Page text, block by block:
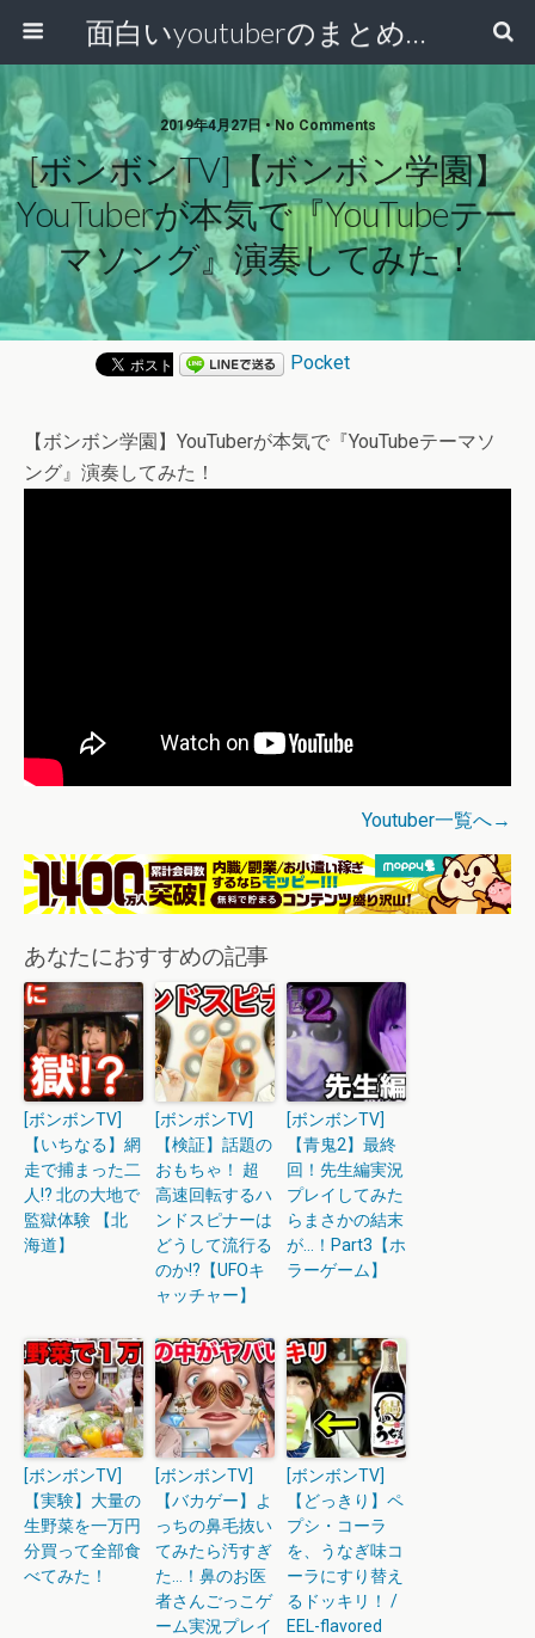
面白いyoutuberのまとめ動画
2019年4月27日 • No Comments
[ボンボンTV]【ボンボン学園】
YouTuberが本気で『YouTubeテー
マソング』演奏してみた！
Pocket
【ボンボン学園】YouTuberが本気で『YouTubeテーマソ
ング』演奏してみた！
Youtuber一覧へ→
あなたにおすすめの記事
[ボンボンTV]
【いちなる】網
走で捕まった二
人!? 北の大地で
監獄体験 【北
海道】
[ボンボンTV]
【検証】話題の
おもちゃ！ 超
高速回転するハ
ンドスピナーは
どうして流行る
のか!?【UFOキ
ャッチャー】
[ボンボンTV]
【青鬼2】最終
回！先生編実況
プレイしてみた
らまさかの結末
が…！Part3【ホ
ラーゲーム】
[ボンボンTV]
【実験】大量の
生野菜を一万円
分買って全部食
べてみた！
[ボンボンTV]
【バカゲー】よ
っちの鼻毛抜い
てみたら汚すぎ
た…！鼻のお医
者さんごっこゲ
ーム実況プレイ
[ボンボンTV]
【どっきり】ペ
プシ・コーラ
を、うなぎ味コ
ーラにすり替え
るドッキリ！ /
EEL-flavored